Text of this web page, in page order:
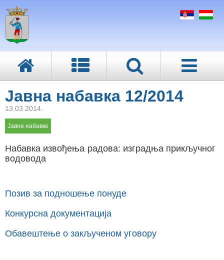
Јавна набавка 12/2014
13.03.2014.
Јавне набавке
Набавка извођења радова: изградња прикључног
водовода
Позив за подношење понуде
Конкурсна документација
Обавештење о закљученом уговору